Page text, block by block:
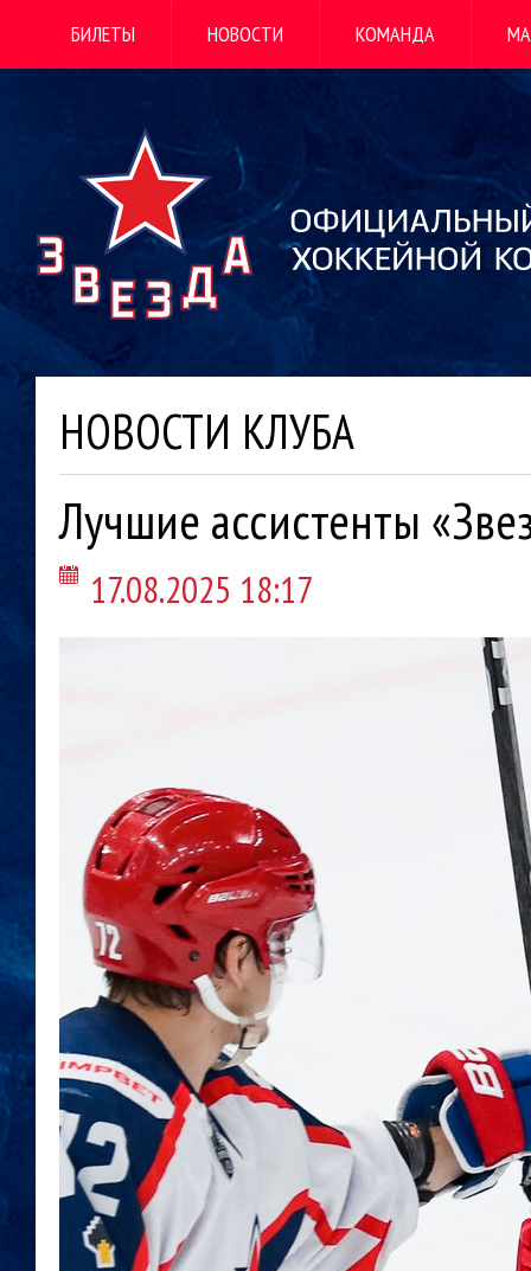
БИЛЕТЫ НОВОСТИ КОМАНДА
НОВОСТИ КЛУБА
Лучшие ассистенты
17.08.2025 18:17